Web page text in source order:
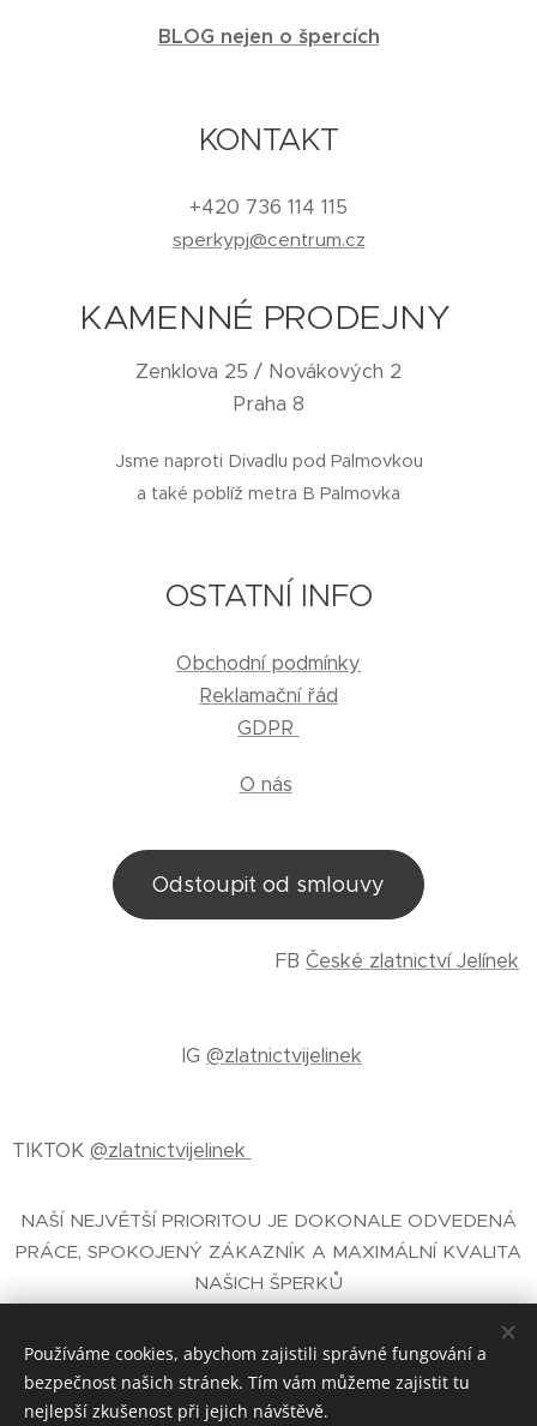
BLOG nejen o špercích
KONTAKT
+420 736 114 115
sperkypj@centrum.cz
KAMENNÉ PRODEJNY
Zenklova 25 / Novákových 2
Praha 8
Jsme naproti Divadlu pod Palmovkou
a také poblíž metra B Palmovka
OSTATNÍ INFO
Obchodní podmínky
Reklamační řád
GDPR
O nás
Odstoupit od smlouvy
FB České zlatnictví Jelínek
IG @zlatnictvijelinek
TIKTOK @zlatnictvijelinek
NAŠÍ NEJVĚTŠÍ PRIORITOU JE DOKONALE ODVEDENÁ
PRÁCE, SPOKOJENÝ ZÁKAZNÍK A MAXIMÁLNÍ KVALITA
NAŠICH ŠPERKŮ
JELÍNEK®
Používáme cookies, abychom zajistili správné fungování a
bezpečnost našich stránek. Tím vám můžeme zajistit tu
nejlepší zkušenost při jejich návštěvě.